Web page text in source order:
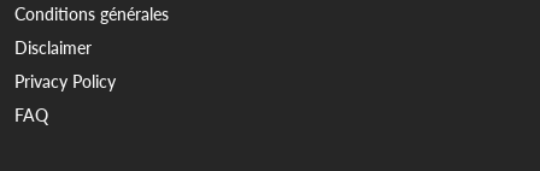
Conditions générales
Disclaimer
Privacy Policy
FAQ